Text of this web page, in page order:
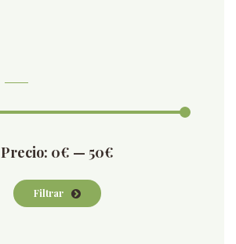
Filtrar
Precio: 0€ — 50€